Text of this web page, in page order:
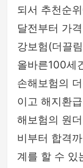
되서 추천순
달전부터 가
강보험(더끌
올바른100세
손해보험의
이고 해지환
해보험의 원
비부터 합격
계를 할 수 있